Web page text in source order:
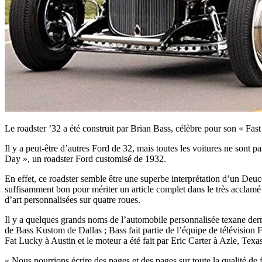
Le roadster ’32 a été construit par Brian Bass, célèbre pour son «
Il y a peut-être d’autres Ford de 32, mais toutes les voitures ne sont
Day », un roadster Ford customisé de 1932.
En effet, ce roadster semble être une superbe interprétation d’un
suffisamment bon pour mériter un article complet dans le très
d’art personnalisées sur quatre roues.
Il y a quelques grands noms de l’automobile personnalisée texane
de Bass Kustom de Dallas ; Bass fait partie de l’équipe de télévision
Fat Lucky à Austin et le moteur a été fait par Eric Carter à Azle,